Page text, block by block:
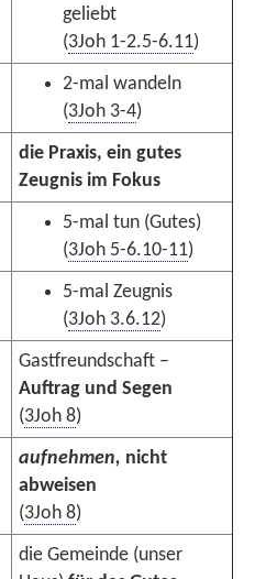
geliebt
(3Joh 1-2.5-6.11)
2-mal wandeln
(3Joh 3-4)
die Praxis, ein gutes
Zeugnis im Fokus
5-mal tun (Gutes)
(3Joh 5-6.10-11)
5-mal Zeugnis
(3Joh 3.6.12)
Gastfreundschaft –
Auftrag und Segen
(3Joh 8)
aufnehmen, nicht
abweisen
(3Joh 8)
die Gemeinde (unser